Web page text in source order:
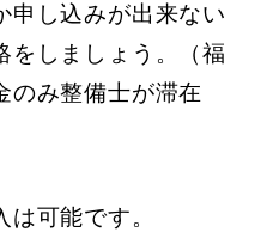
申し込みが出来ない
をしましょう。（福
のみ整備士が滞在
可能です。